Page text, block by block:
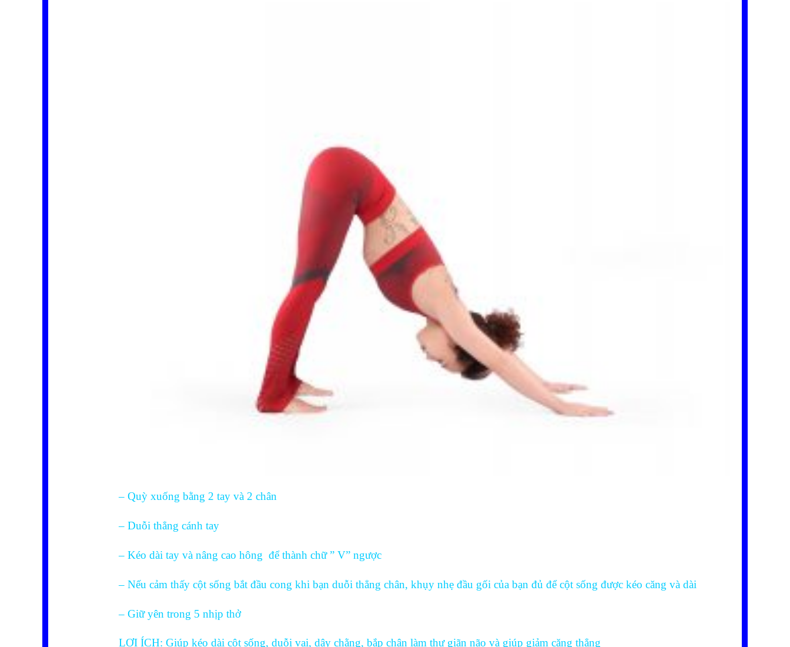
– Quỳ xuống bằng 2 tay và 2 chân
– Duỗi thẳng cánh tay
– Kéo dài tay và nâng cao hông để thành chữ ” V” ngược
– Nếu cảm thấy cột sống bắt đầu cong khi bạn duỗi thẳng chân, khụy nhẹ đầu gối của bạn đủ để cột sống được kéo căng và dài
– Giữ yên trong 5 nhịp thở
LỢI ÍCH: Giúp kéo dài cột sống, duỗi vai, dây chằng, bắp chân làm thư giãn não và giúp giảm căng thẳng